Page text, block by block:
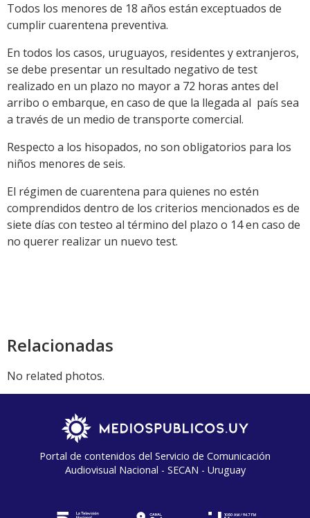
Todos los menores de 18 años están exceptuados de
cumplir cuarentena preventiva.
En todos los casos, uruguayos, residentes y extranjeros,
se debe presentar un resultado negativo de test
realizado en un plazo no mayor a 72 horas antes del
arribo o embarque, en caso de que la llegada al país sea
a través de un medio de transporte comercial.
Respecto a los hisopados, no son obligatorios para los
niños menores de seis.
El régimen de cuarentena para quienes no estén
comprendidos dentro de los criterios mencionados es de
siete días con testeo al término del plazo o 14 en caso de
no querer realizar un nuevo test.
Relacionadas
No related photos.
Portal de contenidos del Servicio de Comunicación
Audiovisual Nacional - SECAN - Uruguay